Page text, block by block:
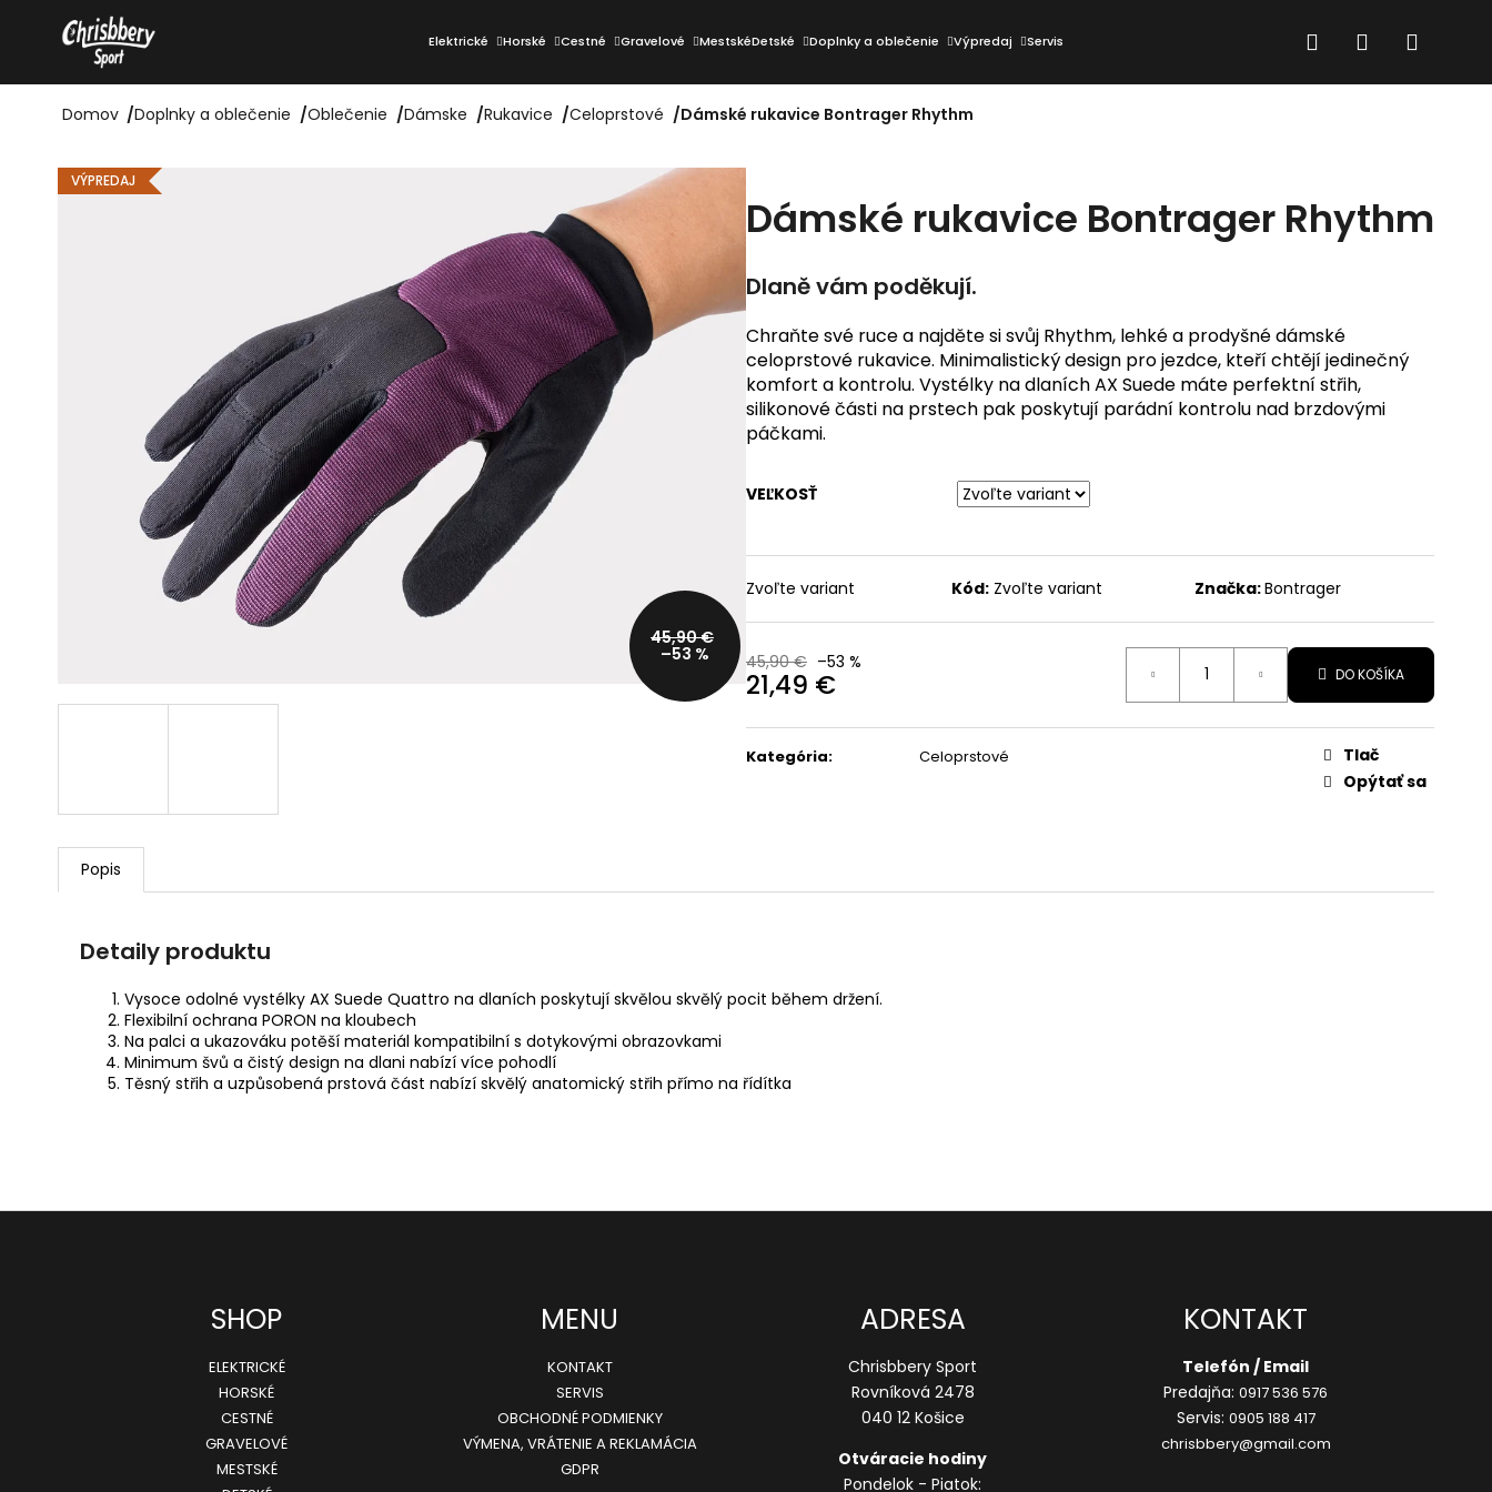
Elektrické Horské Cestné Gravelové MestskéDetské Doplnky a oblečenie Výpredaj Servis HľadaťPrihlásenie
Domov /Doplnky a oblečenie /Oblečenie /Dámske /Rukavice /Celoprstové /Dámské rukavice Bontrager Rhythm
Dámské rukavice Bontrager Rhythm
Dlaně vám poděkují.
Chraňte své ruce a najděte si svůj Rhythm, lehké a prodyšné dámské
celoprstové rukavice. Minimalistický design pro jezdce, kteří chtějí jedinečný
komfort a kontrolu. Vystélky na dlaních AX Suede máte perfektní střih,
silikonové části na prstech pak poskytují parádní kontrolu nad brzdovými
páčkami.
VEĽKOSŤ
Zvoľte variant Kód: Zvoľte variant Značka:Bontrager
45,90 € –53 %
21,49 €
cena:
DO KOŠÍKA
Kategória: Celoprstové
Tlač
Opýtať sa
VÝPREDAJ
45,90 €
–53 %
Popis
Detaily produktu
Vysoce odolné vystélky AX Suede Quattro na dlaních poskytují skvělou skvělý pocit během držení.
Flexibilní ochrana PORON na kloubech
Na palci a ukazováku potěší materiál kompatibilní s dotykovými obrazovkami
Minimum švů a čistý design na dlani nabízí více pohodlí
Těsný střih a uzpůsobená prstová část nabízí skvělý anatomický střih přímo na řídítka
š
Späť
obchodu
Späť
obchodu
Čo potrebujete nájsť?
HĽADAŤ
Odporúčame
PREDNÝ BLATNÍK TREK
ENDURO
9,99 €
BICYKEL TREK SLASH 8
2 475 €
Pôvodne:
SHOP
ELEKTRICKÉ
HORSKÉ
CESTNÉ
GRAVELOVÉ
MESTSKÉ
MENU
KONTAKT
SERVIS
OBCHODNÉ PODMIENKY
VÝMENA, VRÁTENIE A REKLAMÁCIA
GDPR
ADRESA
Chrisbbery Sport
Rovníková 2478
040 12 Košice
Otváracie hodiny
Pondelok - Piatok:
KONTAKT
Telefón / Email
Predajňa: 0917 536 576
Servis: 0905 188 417
chrisbbery@gmail.com